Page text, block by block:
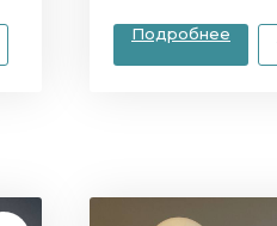
Подробнее